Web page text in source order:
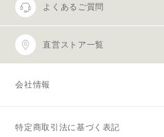
よくあるご質問
直営ストア一覧
会社情報
特定商取引法に基づく表記